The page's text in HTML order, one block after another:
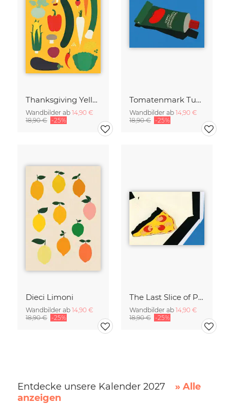
Thanksgiving Yellow
Wandbilder ab 14,90 €
18,90 € -25%
Tomatenmark Tube
Wandbilder ab 14,90 €
18,90 € -25%
Dieci Limoni
Wandbilder ab 14,90 €
18,90 € -25%
The Last Slice of Pizza
Wandbilder ab 14,90 €
18,90 € -25%
Entdecke unsere Kalender 2027
» Alle
anzeigen